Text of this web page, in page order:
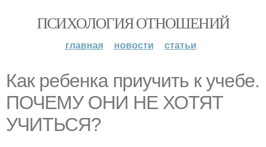
ПСИХОЛОГИЯ ОТНОШЕНИЙ
главная новости статьи
Как ребенка приучить к учебе.
ПОЧЕМУ ОНИ НЕ ХОТЯТ
УЧИТЬСЯ?